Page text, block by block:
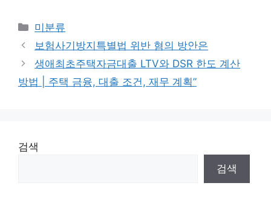
Categories
미분류
보험사기방지특별법 위반 혐의 방안은
생애최초주택자금대출 LTV와 DSR 한도 계산
방법 | 주택 금융, 대출 조건, 재무 계획”
검색
검색